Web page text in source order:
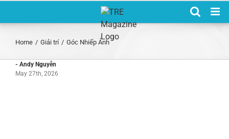
Home / Giải trí / Góc Nhiếp Ảnh
- Andy Nguyễn
May 27th, 2026